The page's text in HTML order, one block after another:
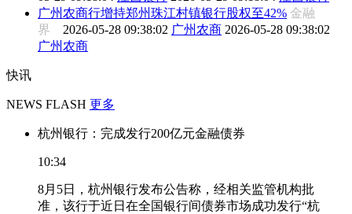
广州农商行增持郑州珠江村镇银行股权至42% 金融
界 2026-05-28 09:38:02 广州农商 2026-05-28 09:38:02
广州农商
快讯
NEWS FLASH 更多
杭州银行：完成发行200亿元金融债券
10:34
8月5日，杭州银行发布公告称，经相关监管机构批
准，该行于近日在全国银行间债券市场成功发行“杭